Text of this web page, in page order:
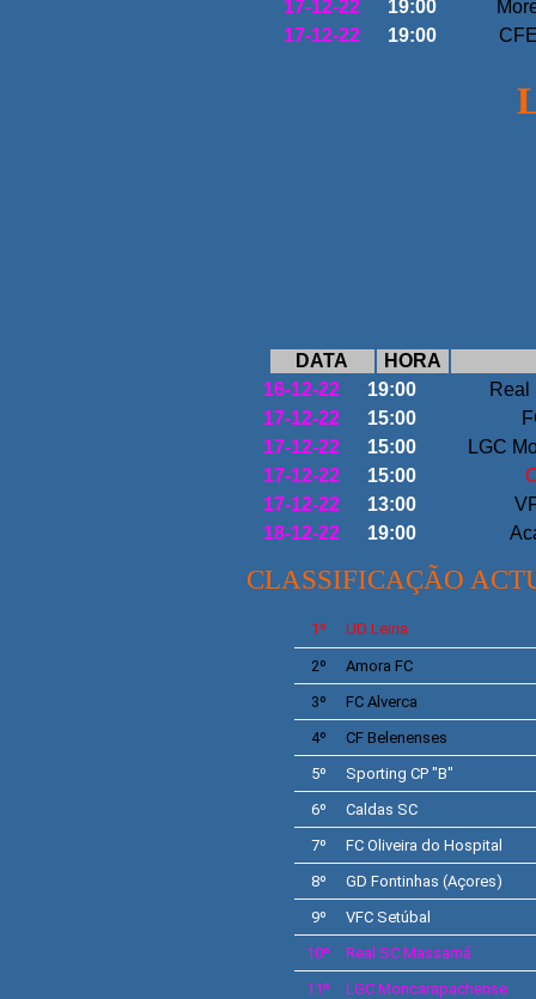
17-12-22 19:00
17-12-22
19:00
DATA
HORA
16-12-22
19:00
Real
17-12-22
15:00
17-12-22
15:00
LGC
17-12-22
15:00
17-12-22
13:00
18-12-22
19:00
CLASSIFICAÇÃO
1º UD Leiria
2º
Amora FC
3º
FC Alverca
4º
CF Belenenses
5º
Sporting CP "B"
6º
Caldas SC
7º
FC Oliveira do Hospital
8º
GD Fontinhas (Açores)
9º
VFCSetúbal
10º
Real SCMassamá
11º
LGC Moncarapachense